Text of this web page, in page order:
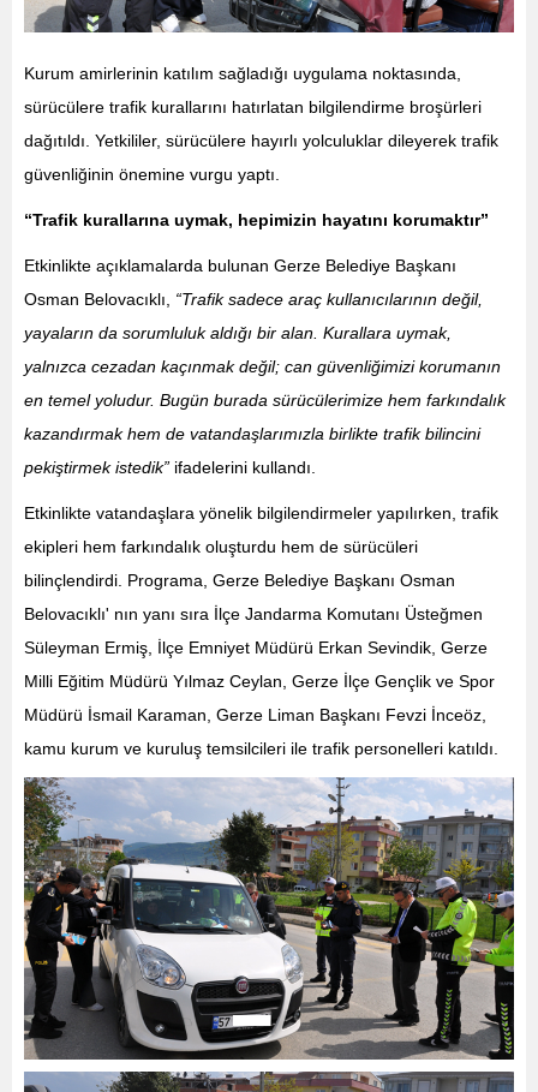
Kurum amirlerinin katılım sağladığı uygulama noktasında,
sürücülere trafik kurallarını hatırlatan bilgilendirme broşürleri
dağıtıldı. Yetkililer, sürücülere hayırlı yolculuklar dileyerek trafik
güvenliğinin önemine vurgu yaptı.
“Trafik kurallarına uymak, hepimizin hayatını korumaktır”
Etkinlikte açıklamalarda bulunan Gerze Belediye Başkanı
Osman Belovacıklı,
“Trafik sadece araç kullanıcılarının değil,
yayaların da sorumluluk aldığı bir alan. Kurallara uymak,
yalnızca cezadan kaçınmak değil; can güvenliğimizi korumanın
en temel yoludur. Bugün burada sürücülerimize hem farkındalık
kazandırmak hem de vatandaşlarımızla birlikte trafik bilincini
pekiştirmek istedik” ifadelerini kullandı.
Etkinlikte vatandaşlara yönelik bilgilendirmeler yapılırken, trafik
ekipleri hem farkındalık oluşturdu hem de sürücüleri
bilinçlendirdi. Programa, Gerze Belediye Başkanı Osman
Belovacıklı' nın yanı sıra İlçe Jandarma Komutanı Üsteğmen
Süleyman Ermiş, İlçe Emniyet Müdürü Erkan Sevindik, Gerze
Milli Eğitim Müdürü Yılmaz Ceylan, Gerze İlçe Gençlik ve Spor
Müdürü İsmail Karaman, Gerze Liman Başkanı Fevzi İnceöz,
kamu kurum ve kuruluş temsilcileri ile trafik personelleri katıldı.